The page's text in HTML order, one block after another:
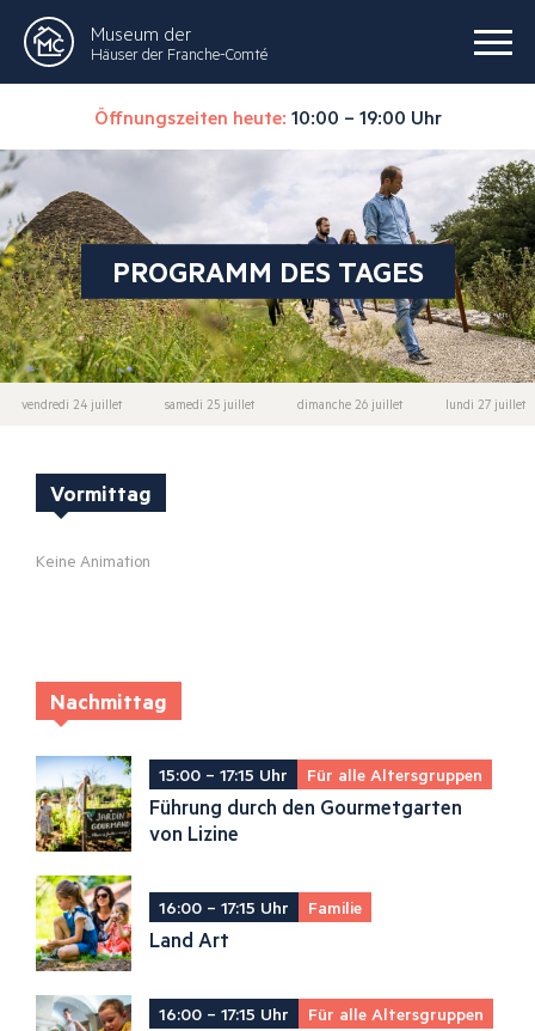
Museum der
Häuser der Franche-Comté
Öffnungszeiten heute: 10:00 – 19:00 Uhr
PROGRAMM DES TAGES
vendredi 24 juillet samedi 25 juillet dimanche 26 juillet lundi 27 juillet
Vormittag
Keine Animation
Nachmittag
15:00 – 17:15 Uhr Für alle Altersgruppen
Führung durch den Gourmetgarten
von Lizine
16:00 – 17:15 Uhr Familie
Land Art
16:00 – 17:15 Uhr Für alle Altersgruppen